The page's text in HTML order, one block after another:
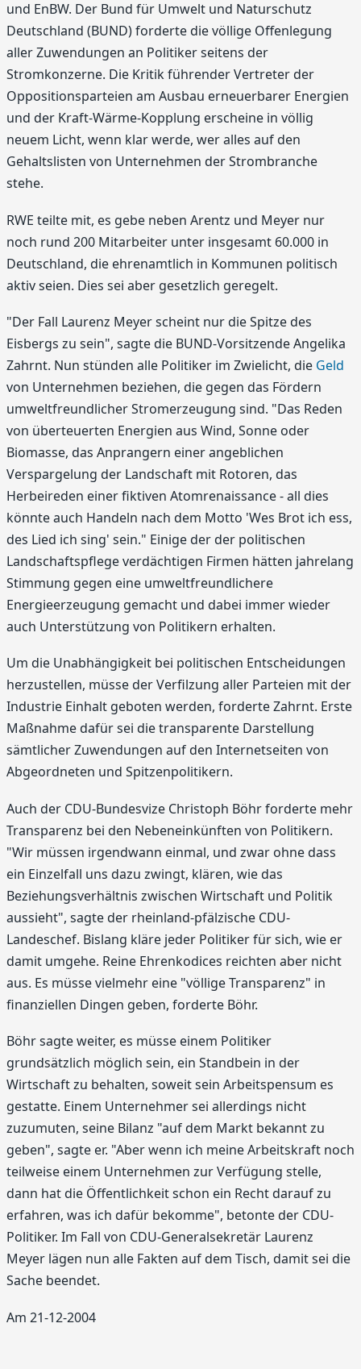
und EnBW. Der Bund für Umwelt und Naturschutz
Deutschland (BUND) forderte die völlige Offenlegung
aller Zuwendungen an Politiker seitens der
Stromkonzerne. Die Kritik führender Vertreter der
Oppositionsparteien am Ausbau erneuerbarer Energien
und der Kraft-Wärme-Kopplung erscheine in völlig
neuem Licht, wenn klar werde, wer alles auf den
Gehaltslisten von Unternehmen der Strombranche
stehe.
RWE teilte mit, es gebe neben Arentz und Meyer nur
noch rund 200 Mitarbeiter unter insgesamt 60.000 in
Deutschland, die ehrenamtlich in Kommunen politisch
aktiv seien. Dies sei aber gesetzlich geregelt.
"Der Fall Laurenz Meyer scheint nur die Spitze des
Eisbergs zu sein", sagte die BUND-Vorsitzende Angelika
Zahrnt. Nun stünden alle Politiker im Zwielicht, die Geld
von Unternehmen beziehen, die gegen das Fördern
umweltfreundlicher Stromerzeugung sind. "Das Reden
von überteuerten Energien aus Wind, Sonne oder
Biomasse, das Anprangern einer angeblichen
Verspargelung der Landschaft mit Rotoren, das
Herbeireden einer fiktiven Atomrenaissance - all dies
könnte auch Handeln nach dem Motto 'Wes Brot ich ess,
des Lied ich sing' sein." Einige der der politischen
Landschaftspflege verdächtigen Firmen hätten jahrelang
Stimmung gegen eine umweltfreundlichere
Energieerzeugung gemacht und dabei immer wieder
auch Unterstützung von Politikern erhalten.
Um die Unabhängigkeit bei politischen Entscheidungen
herzustellen, müsse der Verfilzung aller Parteien mit der
Industrie Einhalt geboten werden, forderte Zahrnt. Erste
Maßnahme dafür sei die transparente Darstellung
sämtlicher Zuwendungen auf den Internetseiten von
Abgeordneten und Spitzenpolitikern.
Auch der CDU-Bundesvize Christoph Böhr forderte mehr
Transparenz bei den Nebeneinkünften von Politikern.
"Wir müssen irgendwann einmal, und zwar ohne dass
ein Einzelfall uns dazu zwingt, klären, wie das
Beziehungsverhältnis zwischen Wirtschaft und Politik
aussieht", sagte der rheinland-pfälzische CDU-
Landeschef. Bislang kläre jeder Politiker für sich, wie er
damit umgehe. Reine Ehrenkodices reichten aber nicht
aus. Es müsse vielmehr eine "völlige Transparenz" in
finanziellen Dingen geben, forderte Böhr.
Böhr sagte weiter, es müsse einem Politiker
grundsätzlich möglich sein, ein Standbein in der
Wirtschaft zu behalten, soweit sein Arbeitspensum es
gestatte. Einem Unternehmer sei allerdings nicht
zuzumuten, seine Bilanz "auf dem Markt bekannt zu
geben", sagte er. "Aber wenn ich meine Arbeitskraft noch
teilweise einem Unternehmen zur Verfügung stelle,
dann hat die Öffentlichkeit schon ein Recht darauf zu
erfahren, was ich dafür bekomme", betonte der CDU-
Politiker. Im Fall von CDU-Generalsekretär Laurenz
Meyer lägen nun alle Fakten auf dem Tisch, damit sei die
Sache beendet.
Am 21-12-2004